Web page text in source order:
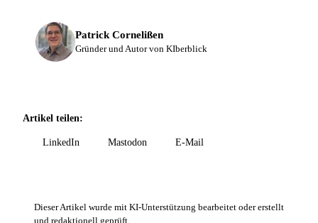
Patrick Cornelißen
Gründer und Autor von KIberblick
Artikel teilen:
LinkedIn Mastodon E-Mail
Dieser Artikel wurde mit KI-Unterstützung bearbeitet oder erstellt